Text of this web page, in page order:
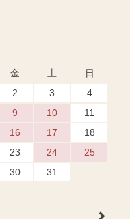
金 土
日
2 3
4
9 10
11
16 17
18
23 24
25
30 31